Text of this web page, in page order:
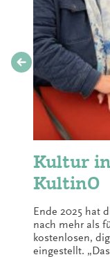
Kultur
KultinO
Ende 2025 hat
nach mehr als
kostenlosen,
eingestellt.